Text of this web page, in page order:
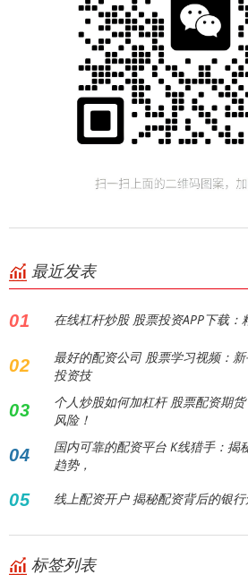
最近发表
01 在线杠杆炒股 股票投资APP下载：
02
最好的配资公司 股票学习视频：
投资技
03
个人炒股如何加杠杆 股票配资期
风险！
04
国内可靠的配资平台 K线猎手：揭
趋势，
05 线上配资开户 揭秘配资背后的银
标签列表